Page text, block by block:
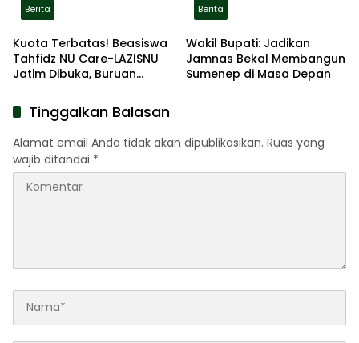
Berita
Kuota Terbatas! Beasiswa
Tahfidz NU Care-LAZISNU
Jatim Dibuka, Buruan
Berita
Wakil Bupati: Jadikan
Jamnas Bekal Membangun
Sumenep di Masa Depan
Tinggalkan Balasan
Alamat email Anda tidak akan dipublikasikan. Ruas yang
wajib ditandai *